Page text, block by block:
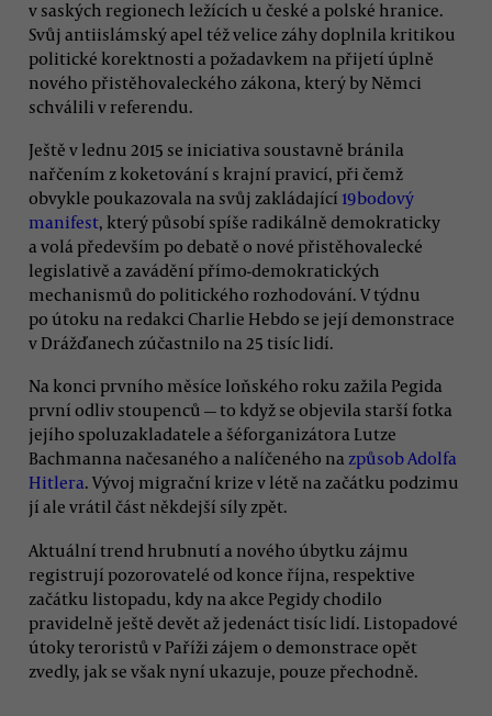
v saských regionech ležících u české a polské hranice.
Svůj antiislámský apel též velice záhy doplnila kritikou
politické korektnosti a požadavkem na přijetí úplně
nového přistěhovaleckého zákona, který by Němci
schválili v referendu.
Ještě v lednu 2015 se iniciativa soustavně bránila
nařčením z koketování s krajní pravicí, při čemž
obvykle poukazovala na svůj zakládající 19bodový
manifest, který působí spíše radikálně demokraticky
a volá především po debatě o nové přistěhovalecké
legislativě a zavádění přímo-demokratických
mechanismů do politického rozhodování. V týdnu
po útoku na redakci Charlie Hebdo se její demonstrace
v Drážďanech zúčastnilo na 25 tisíc lidí.
Na konci prvního měsíce loňského roku zažila Pegida
první odliv stoupenců — to když se objevila starší fotka
jejího spoluzakladatele a šéforganizátora Lutze
Bachmanna načesaného a nalíčeného na způsob Adolfa
Hitlera. Vývoj migrační krize v létě na začátku podzimu
jí ale vrátil část někdejší síly zpět.
Aktuální trend hrubnutí a nového úbytku zájmu
registrují pozorovatelé od konce října, respektive
začátku listopadu, kdy na akce Pegidy chodilo
pravidelně ještě devět až jedenáct tisíc lidí. Listopadové
útoky teroristů v Paříži zájem o demonstrace opět
zvedly, jak se však nyní ukazuje, pouze přechodně.